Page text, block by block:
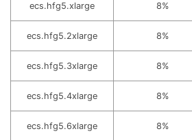
ecs.hfg5.xlarge 8%
ecs.hfg5.2xlarge 8%
ecs.hfg5.3xlarge 8%
ecs.hfg5.4xlarge 8%
ecs.hfg5.6xlarge 8%